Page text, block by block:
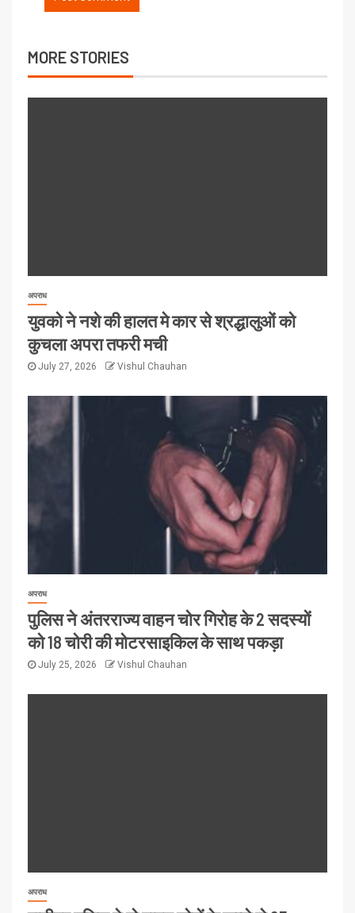
MORE STORIES
अपराध
युवको ने नशे की हालत मे कार से श्रद्धालुओं को
कुचला अपरा तफरी मची
July 27, 2026 Vishul Chauhan
अपराध
पुलिस ने अंतरराज्य वाहन चोर गिरोह के 2 सदस्यों
को 18 चोरी की मोटरसाइकिल के साथ पकड़ा
July 25, 2026 Vishul Chauhan
अपराध